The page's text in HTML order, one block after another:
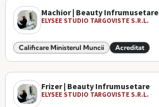
Machior | Beauty Infrumusetare
ELYSEE STUDIO TARGOVISTE S.R.L.
Calificare Ministerul Muncii Acreditat
Frizer | Beauty Infrumusetare
ELYSEE STUDIO TARGOVISTE S.R.L.